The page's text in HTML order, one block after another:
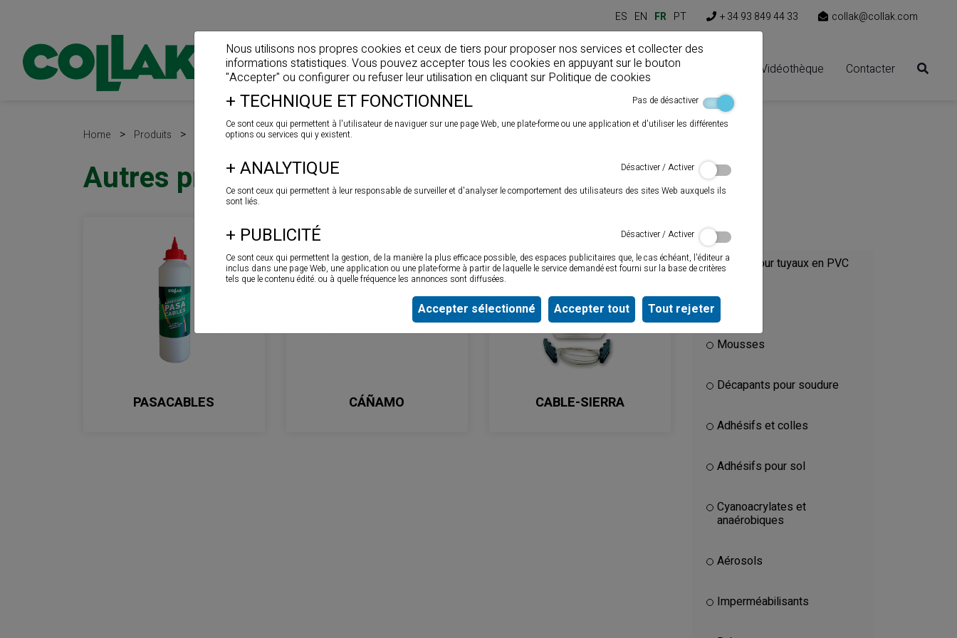
ES EN FR PT + 34 93 849 44 33 collak@collak.com
Home Entreprise Produits Actualités Solutions Espace clients Vidéothèque Contacter
Home > Produits > Produits auxiliaires
Autres produits
PASACABLES CÁÑAMO CABLE-SIERRA
Catégorie
Colles pour tuyaux en PVC
Mastics
Mousses
Décapants pour soudure
Adhésifs et colles
Adhésifs pour sol
Cyanoacrylates et
anaérobiques
Aérosols
Imperméabilisants
Nous utilisons nos propres cookies et ceux de tiers pour proposer nos services et collecter des
informations statistiques. Vous pouvez accepter tous les cookies en appuyant sur le bouton
"Accepter" ou configurer ou refuser leur utilisation en cliquant sur Politique de cookies
+ TECHNIQUE ET FONCTIONNEL
Pas de désactiver
Ce sont ceux qui permettent à l'utilisateur de naviguer sur une page Web, une plate-forme ou une application et d'utiliser les différentes
options ou services qui y existent.
+ ANALYTIQUE
Désactiver / Activer
Ce sont ceux qui permettent à leur responsable de surveiller et d'analyser le comportement des utilisateurs des sites Web auxquels ils
sont liés.
+ PUBLICITÉ
Désactiver / Activer
Ce sont ceux qui permettent la gestion, de la manière la plus efficace possible, des espaces publicitaires que, le cas échéant, l'éditeur a
inclus dans une page Web, une application ou une plate-forme à partir de laquelle le service demandé est fourni sur la base de critères
tels que le contenu édité. ou à quelle fréquence les annonces sont diffusées.
Tout rejeter
Accepter tout
Accepter sélectionné